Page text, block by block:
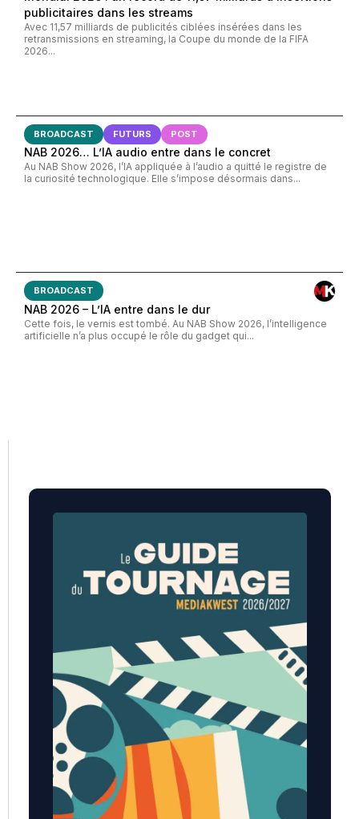
publicitaires dans les streams
Avec 11,57 milliards de publicités ciblées insérées dans les
retransmissions en streaming, la Coupe du monde de la FIFA
2026...
BROADCAST FUTURS POST
NAB 2026… L’IA audio entre dans le concret
Au NAB Show 2026, l’IA appliquée à l’audio a quitté le registre de
la curiosité technologique. Elle s’impose désormais dans...
BROADCAST
NAB 2026 – L’IA entre dans le dur
Cette fois, le vernis est tombé. Au NAB Show 2026, l’intelligence
artificielle n’a plus occupé le rôle du gadget qui...